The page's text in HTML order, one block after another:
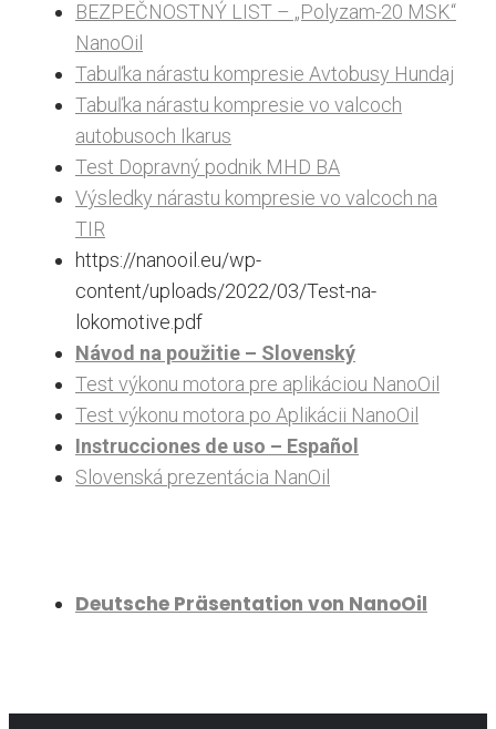
BEZPEČNOSTNÝ LIST – „Polyzam-20 MSK“
NanoOil
Tabuľka nárastu kompresie Avtobusy Hundaj
Tabuľka nárastu kompresie vo valcoch
autobusoch Ikarus
Test Dopravný podnik MHD BA
Výsledky nárastu kompresie vo valcoch na
TIR
https://nanooil.eu/wp-
content/uploads/2022/03/Test-na-
lokomotive.pdf
Návod na použitie – Slovenský
Test výkonu motora pre aplikáciou NanoOil
Test výkonu motora po Aplikácii NanoOil
Instrucciones de uso – Español
Slovenská prezentácia NanOil
Deutsche Präsentation von NanoOil